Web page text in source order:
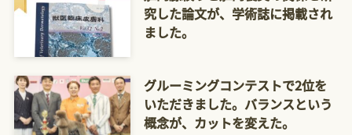
究した論文が、学術誌に掲載され
ました。
グルーミングコンテストで2位を
いただきました。バランスという
概念が、カットを変えた。